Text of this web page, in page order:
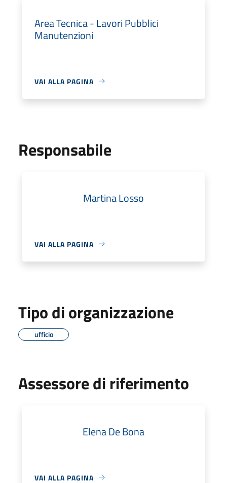
Area Tecnica - Lavori Pubblici
Manutenzioni
VAI ALLA PAGINA
Responsabile
Martina Losso
VAI ALLA PAGINA
Tipo di organizzazione
ufficio
Assessore di riferimento
Elena De Bona
VAI ALLA PAGINA